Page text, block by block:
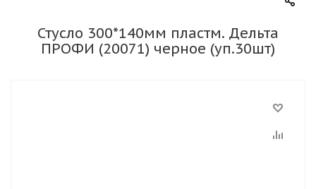
Стусло 300*140мм пластм. Дельта
ПРОФИ (20071) черное (уп.30шт)